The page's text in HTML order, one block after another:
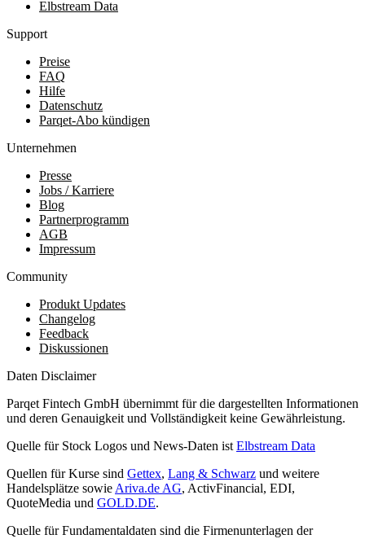
Elbstream Data
Support
Preise
FAQ
Hilfe
Datenschutz
Parqet-Abo kündigen
Unternehmen
Presse
Jobs / Karriere
Blog
Partnerprogramm
AGB
Impressum
Community
Produkt Updates
Changelog
Feedback
Diskussionen
Daten Disclaimer
Parqet Fintech GmbH übernimmt für die dargestellten Informationen
und deren Genauigkeit und Vollständigkeit keine Gewährleistung.
Quelle für Stock Logos und News-Daten ist Elbstream Data
Quellen für Kurse sind Gettex, Lang & Schwarz und weitere
Handelsplätze sowie Ariva.de AG, ActivFinancial, EDI,
QuoteMedia und GOLD.DE.
Quelle für Fundamentaldaten sind die Firmenunterlagen der